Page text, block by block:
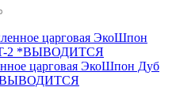
царговая ЭкоШпон Дуб
*ВЫВОДИТСЯ